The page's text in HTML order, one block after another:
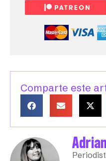
Comparte este